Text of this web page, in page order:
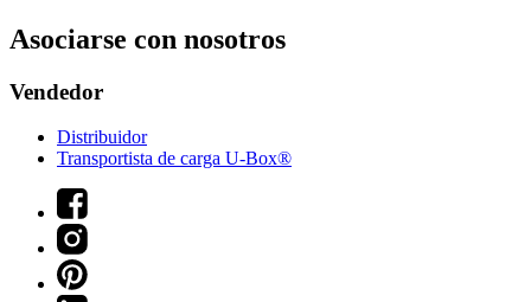
Asociarse con nosotros
Vendedor
Distribuidor
Transportista de carga U-Box®